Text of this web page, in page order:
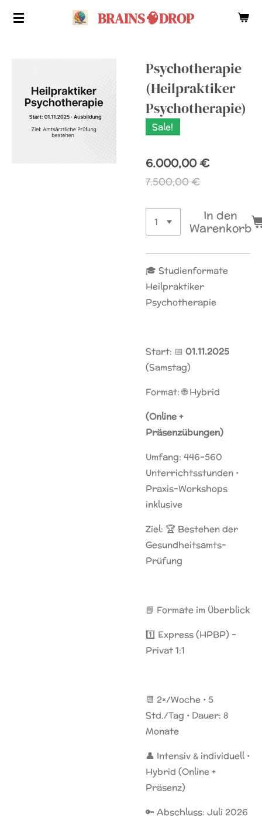
Zum
BRAINS🧠DROP
Psychotherapie
(Heilpraktiker
Psychotherapie)
Sale!
6.000,00 €
7.500,00 €
In den
Warenkorb
🎓 Studienformate
Heilpraktiker
Psychotherapie
Start: 📅 01.11.2025
(Samstag)
Format: 🌐 Hybrid
(Online +
Präsenzübungen)
Umfang: 446–560
Unterrichtsstunden •
Praxis-Workshops
inklusive
Ziel: 🏆 Bestehen der
Gesundheitsamts-
Prüfung
📘 Formate im Überblick
1️⃣ Express (HPBP) –
Privat 1:1
📆 2×/Woche • 5
Std./Tag • Dauer: 8
Monate
👤 Intensiv & individuell •
Hybrid (Online +
Präsenz)
🔑 Abschluss: Juli 2026